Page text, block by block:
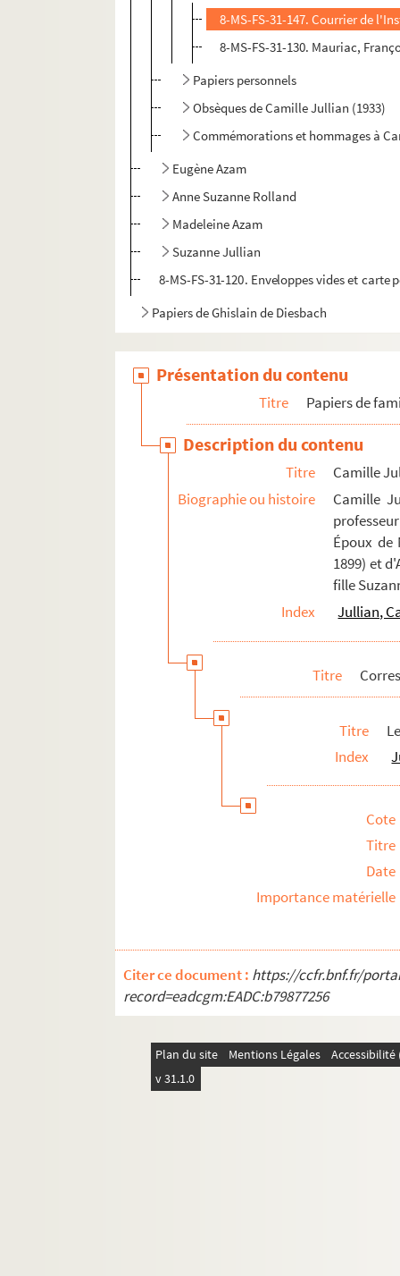
8-MS-FS-31-147. Courrier de
8-MS-FS-31-130. Mauriac,
Papiers personnels
Obsèques de Camille Jullian (1933)
Commémorations et hommages à
Eugène Azam
Anne Suzanne Rolland
Madeleine Azam
Suzanne Jullian
8-MS-FS-31-120. Enveloppes vides et carte
Papiers de Ghislain de Diesbach
Présentation du contenu
Titre Papiers de
Description du contenu
Titre
Camille
Biographie ou histoire
Camille
Époux de
1899) et
fille
Index
Jullian,
Titre
Titre
Index
Cote
Titre
Date
Importance matérielle
Citer ce document : https://ccfr.bnf.fr/
record=eadcgm:EADC:b79877256
Plan du site Mentions Légales
v 31.1.0